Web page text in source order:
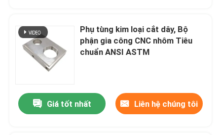
Phụ tùng kim loại cắt dây, Bộ
phận gia công CNC nhôm Tiêu
chuẩn ANSI ASTM
Giá tốt nhất Liên hệ chúng tôi